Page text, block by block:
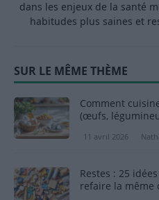
dans les enjeux de la santé
habitudes plus saines et
SUR LE MÊME THÈME
Comment
(œufs,
11 avril 2026
Restes : 25
refaire la même